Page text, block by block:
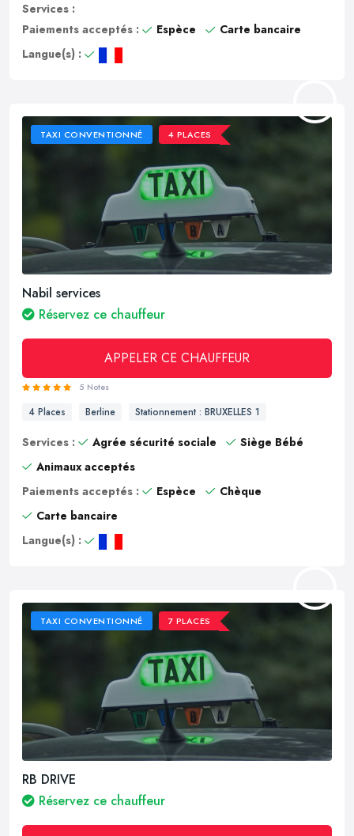
Services :
Paiements acceptés :
Espèce
Carte bancaire
Langue(s) :
TAXI CONVENTIONNÉ 4 PLACES
Nabil services
Réservez ce chauffeur
APPELER CE CHAUFFEUR
5 Notes
4 Places Berline Stationnement : BRUXELLES 1
Services : Agrée sécurité sociale
Siège Bébé
Animaux acceptés
Paiements acceptés :
Espèce
Chèque
Carte bancaire
Langue(s) :
TAXI CONVENTIONNÉ 7 PLACES
RB DRIVE
Réservez ce chauffeur